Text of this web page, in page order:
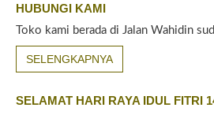
HUBUNGI KAMI
Toko kami berada di Jalan Wahidin
SELENGKAPNYA
SELAMAT HARI RAYA IDUL FITRI